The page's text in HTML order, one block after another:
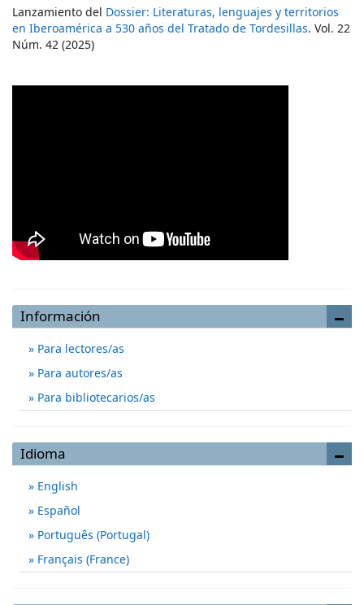
Lanzamiento del Dossier: Literaturas, lenguajes y territorios
en Iberoamérica a 530 años del Tratado de Tordesillas. Vol. 22
Núm. 42 (2025)
Información
Para lectores/as
Para autores/as
Para bibliotecarios/as
Idioma
English
Español
Português (Portugal)
Français (France)